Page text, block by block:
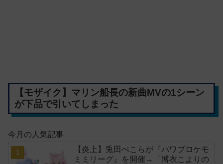
【モザイク】マリン船長の新曲MVの1シーン
が下品で引いてしまった
今月の人気記事
【炎上】兎田ぺこらが『パワプロケモ
ミミリーグ』を開催→「博衣こよりの